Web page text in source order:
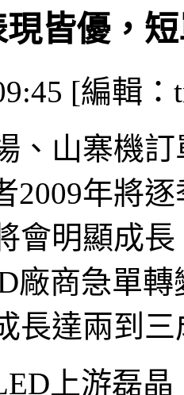
皆優，
[編輯：
、山寨機
2009年將
會明顯成
廠商急單
長達兩到
上游磊